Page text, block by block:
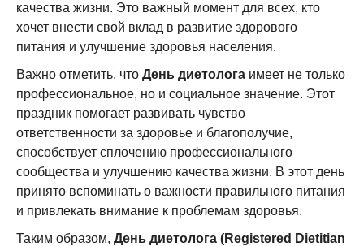
качества жизни. Это важный момент для всех, кто
хочет внести свой вклад в развитие здорового
питания и улучшение здоровья населения.
Важно отметить, что День диетолога имеет не только
профессиональное, но и социальное значение. Этот
праздник помогает развивать чувство
ответственности за здоровье и благополучие,
способствует сплочению профессионального
сообщества и улучшению качества жизни. В этот день
принято вспоминать о важности правильного питания
и привлекать внимание к проблемам здоровья.
Таким образом, День диетолога (Registered Dietitian